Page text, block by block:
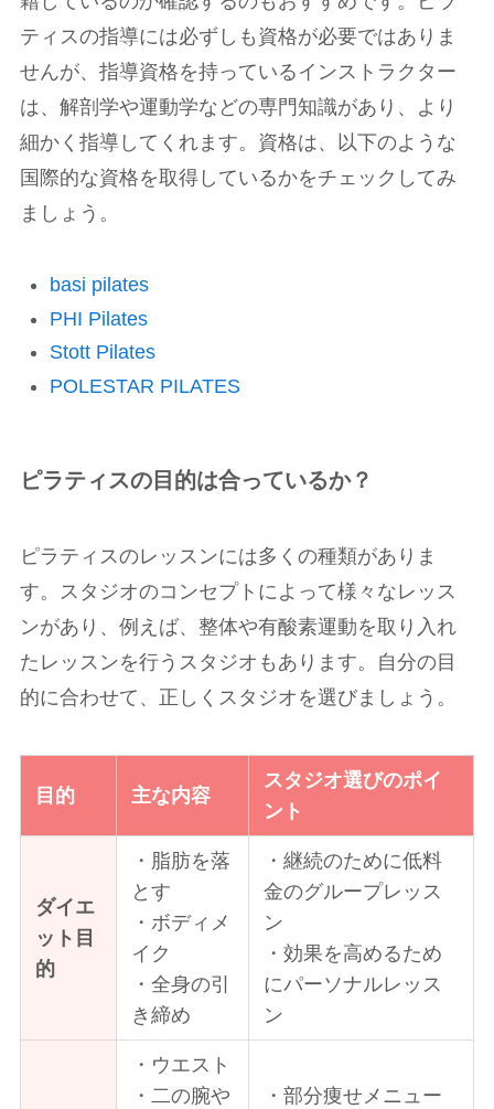
ティスの指導には必ずしも資格が必要ではありま
せんが、指導資格を持っているインストラクター
は、解剖学や運動学などの専門知識があり、より
細かく指導してくれます。資格は、以下のような
国際的な資格を取得しているかをチェックしてみ
ましょう。
basi pilates
PHI Pilates
Stott Pilates
POLESTAR PILATES
ピラティスの目的は合っているか？
ピラティスのレッスンには多くの種類がありま
す。スタジオのコンセプトによって様々なレッス
ンがあり、例えば、整体や有酸素運動を取り入れ
たレッスンを行うスタジオもあります。自分の目
的に合わせて、正しくスタジオを選びましょう。
目的 主な内容
スタジオ選びのポイ
ント
ダイエ
ット目
的
・脂肪を落
とす
・ボディメ
イク
・全身の引
き締め
・継続のために低料
金のグループレッス
ン
・効果を高めるため
にパーソナルレッス
ン
・ウエスト
・二の腕や
・部分痩せメニュー